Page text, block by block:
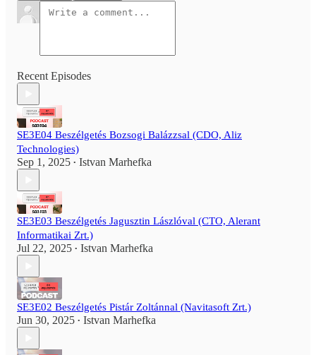
Recent Episodes
SE3E04 Beszélgetés Bozsogi Balázzsal (CDO, Aliz
Technologies)
Sep 1, 2025 • Istvan Marhefka
SE3E03 Beszélgetés Jagusztin Lászlóval (CTO, Alerant
Informatikai Zrt.)
Jul 22, 2025 • Istvan Marhefka
SE3E02 Beszélgetés Pistár Zoltánnal (Navitasoft Zrt.)
Jun 30, 2025 • Istvan Marhefka